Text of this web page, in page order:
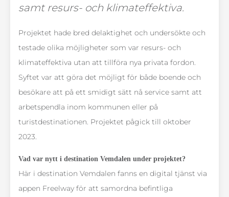
samt resurs- och klimateffektiva.
Projektet hade bred delaktighet och undersökte och
testade olika möjligheter som var resurs- och
klimateffektiva utan att tillföra nya privata fordon.
Syftet var att göra det möjligt för både boende och
besökare att på ett smidigt sätt nå service samt att
arbetspendla inom kommunen eller på
turistdestinationen. Projektet pågick till oktober
2023.
Vad var nytt i destination Vemdalen under projektet?
Här i destination Vemdalen fanns en digital tjänst via
appen Freelway för att samordna befintliga